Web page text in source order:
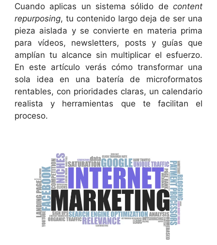
Cuando aplicas un sistema sólido de content
repurposing, tu contenido largo deja de ser una
pieza aislada y se convierte en materia prima
para vídeos, newsletters, posts y guías que
amplían tu alcance sin multiplicar el esfuerzo.
En este artículo verás cómo transformar una
sola idea en una batería de microformatos
rentables, con prioridades claras, un calendario
realista y herramientas que te facilitan el
proceso.